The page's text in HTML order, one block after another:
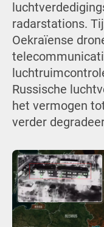
radarstations.
Oekraïense
Russische
het vermogen
verder